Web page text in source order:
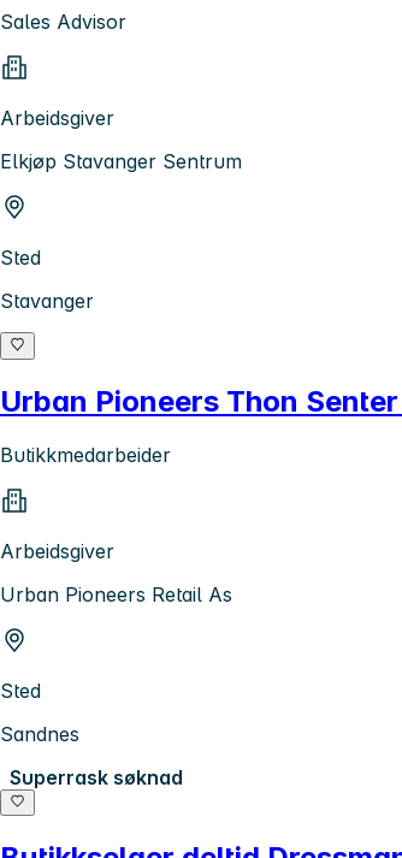
Sales Advisor
Arbeidsgiver
Elkjøp Stavanger Sentrum
Sted
Stavanger
Urban Pioneers Thon
Butikkmedarbeider
Arbeidsgiver
Urban Pioneers Retail As
Sted
Sandnes
Superrask søknad